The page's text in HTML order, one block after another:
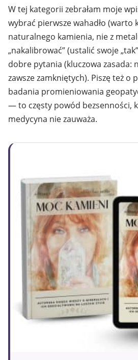
W tej kategorii zebrałam moje
wybrać pierwsze wahadło (warto
naturalnego kamienia, nie z
„nakalibrować” (ustalić swoje
dobre pytania (kluczowa zasada:
zawsze zamkniętych). Piszę też o
badania promieniowania
— to częsty powód bezsenności,
medycyna nie zauważa.